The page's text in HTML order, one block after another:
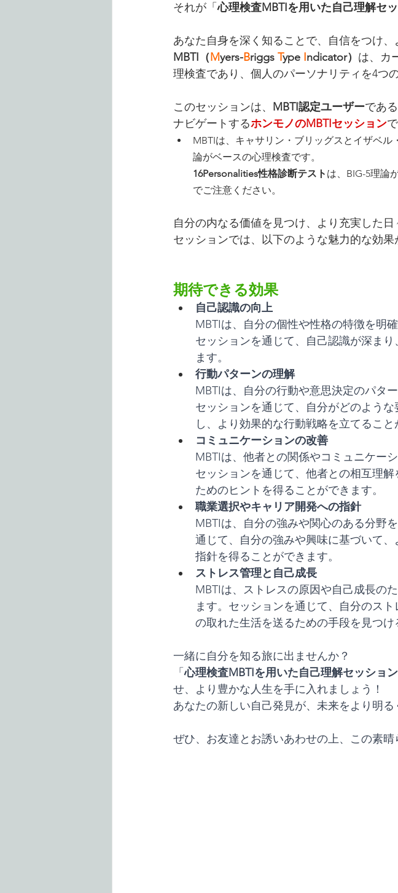
それが「心理検査MBTIを用いた自己理解セ
あなた自身を深く知ることで、自信をつけ
MBTI（Myers-Briggs Type Indicator） は、カ
理検査であり、個人のパーソナリティを4つ
このセッションは、 MBTI認定ユーザーであ
ナビゲートするホンモノのMBTIセッション
MBTIは、キャサリン・ブリッグスとイザベ
論がベースの心理検査です。
16Personalities性格診断テスト は、BIG-5理論
でご注意ください。
自分の内なる価値を見つけ、より充実した
セッションでは、以下のような魅力的な効果
期待できる効果
自己認識の向上
MBTIは、自分の個性や性格の特徴を明
セッションを通じて、自己認識が深ま
ます。
行動パターンの理解
MBTIは、自分の行動や意思決定のパタ
セッションを通じて、自分がどのよう
し、より効果的な行動戦略を立てること
コミュニケーションの改善
MBTIは、他者との関係やコミュニケー
セッションを通じて、他者との相互理
ためのヒントを得ることができます。
職業選択やキャリア開発への指針
MBTIは、自分の強みや関心のある分野
通じて、自分の強みや興味に基づいて
指針を得ることができます。
ストレス管理と自己成長
MBTIは、ストレスの原因や自己成長の
ます。セッションを通じて、自分のス
の取れた生活を送るための手段を見つけ
一緒に自分を知る旅に出ませんか？
「心理検査MBTIを用いた自己理解セッション
せ、より豊かな人生を手に入れましょう！
あなたの新しい自己発見が、未来をより明る
ぜひ、お友達とお誘いあわせの上、この素晴